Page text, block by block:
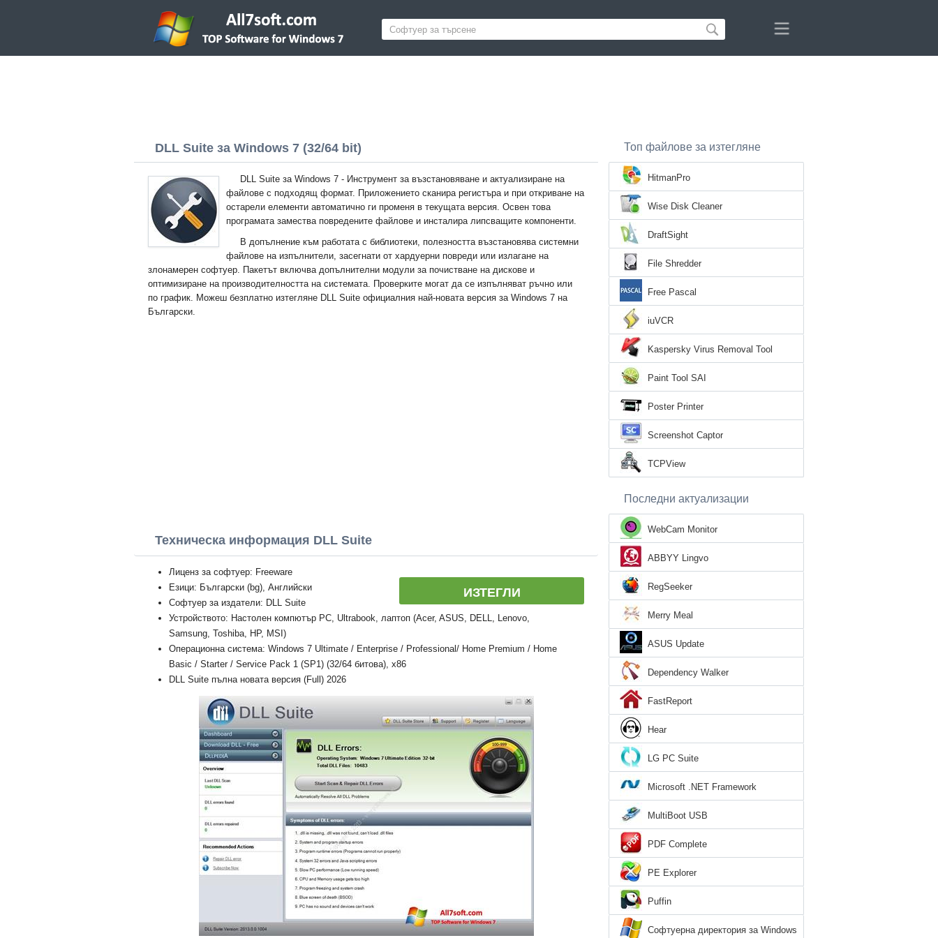
DLL Suite за Windows 7 (32/64 bit)
DLL Suite за Windows 7 - Инструмент за възстановяване и актуализиране на
файлове с подходящ формат. Приложението сканира регистъра и при откриване на
остарели елементи автоматично ги променя в текущата версия. Освен това
програмата замества повредените файлове и инсталира липсващите компоненти.
В допълнение към работата с библиотеки, полезността възстановява системни
файлове на изпълнители, засегнати от хардуерни повреди или излагане на
злонамерен софтуер. Пакетът включва допълнителни модули за почистване на дискове и
оптимизиране на производителността на системата. Проверките могат да се изпълняват ръчно или
по график. Можеш безплатно изтегляне DLL Suite официалния най-новата версия за Windows 7 на
Български.
Техническа информация DLL Suite
ИЗТЕГЛИ
Лиценз за софтуер: Freeware
Езици: Български (bg), Английски
Софтуер за издатели: DLL Suite
Устройството: Настолен компютър PC, Ultrabook, лаптоп (Acer, ASUS, DELL, Lenovo,
Samsung, Toshiba, HP, MSI)
Операционна система: Windows 7 Ultimate / Enterprise / Professional/ Home Premium / Home
Basic / Starter / Service Pack 1 (SP1) (32/64 битова), x86
DLL Suite пълна новата версия (Full) 2026
Топ файлове за изтегляне
HitmanPro
Wise Disk Cleaner
DraftSight
File Shredder
Free Pascal
iuVCR
Kaspersky Virus Removal Tool
Paint Tool SAI
Poster Printer
Screenshot Captor
TCPView
Последни актуализации
WebCam Monitor
ABBYY Lingvo
RegSeeker
Merry Meal
ASUS Update
Dependency Walker
FastReport
Hear
LG PC Suite
Microsoft .NET Framework
MultiBoot USB
PDF Complete
PE Explorer
Puffin
Софтуерна директория за Windows